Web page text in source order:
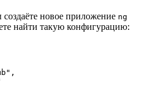
новое приложение ng
найти такую конфигурацию: